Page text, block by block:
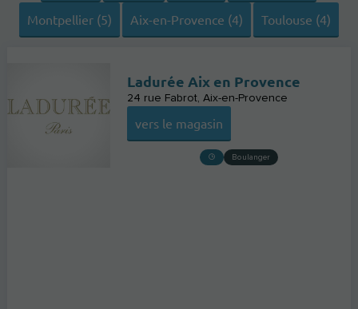
Montpellier (5) Aix-en-Provence (4) Toulouse (4)
Ladurée Aix en Provence
24 rue Fabrot Aix-en-Provence
vers le magasin
Boulanger